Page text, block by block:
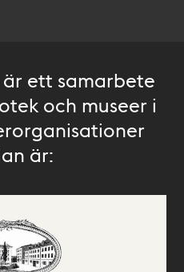
ett samarbete
och museer i
är: